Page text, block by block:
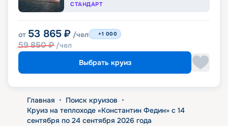
СТАНДАРТ
от 53 865 ₽ /чел
59 850₽ /чел
+1 000
Выбрать круиз
Главная • Поиск круизов •
Круиз на теплоходе «Константин Федин» с 14
сентября по 24 сентября 2026 года